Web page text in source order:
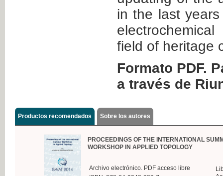
in the last
field of heritage
Formato PDF.
a través de
Productos recomendados Sobre los autores
PROCEEDINGS OF THE INTERNATIONAL
WORKSHOP IN APPLIED TOPOLOGY
Archivo electrónico. PDF acceso libre